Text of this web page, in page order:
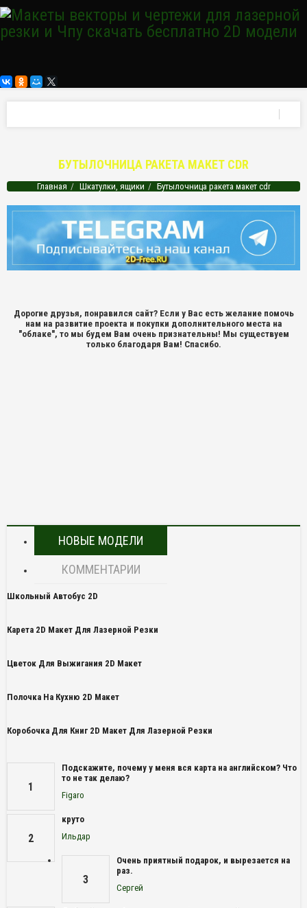
БУТЫЛОЧНИЦА РАКЕТА МАКЕТ CDR
Главная Шкатулки, ящики Бутылочница ракета макет cdr
Дорогие друзья, понравился сайт? Если у Вас есть желание помочь
нам на развитие проекта и покупки дополнительного места на
"облаке", то мы будем Вам очень признательны! Мы существуем
только благодаря Вам! Спасибо.
НОВЫЕ МОДЕЛИ
КОММЕНТАРИИ
Школьный Автобус 2D
Карета 2D Макет Для Лазерной Резки
Цветок Для Выжигания 2D Макет
Полочка На Кухню 2D Макет
Коробочка Для Книг 2D Макет Для Лазерной Резки
1
Подскажите, почему у меня вся карта на английском? Что
то не так делаю?
Figaro
2
круто
Ильдар
3
Очень приятный подарок, и вырезается на
раз.
Сергей